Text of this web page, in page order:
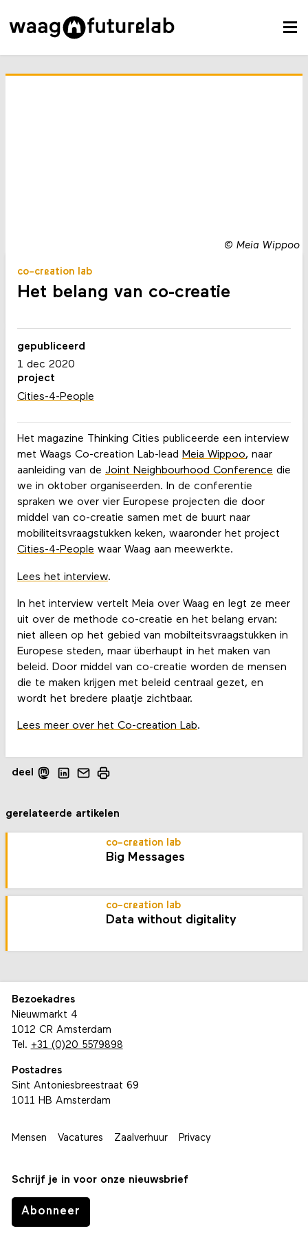
© Meia Wippoo
co-creation lab
Het belang van co-creatie
Het magazine Thinking Cities publiceerde een interview
met Waags Co-creation Lab-lead Meia Wippoo, naar
aanleiding van de Joint Neighbourhood Conference die
we in oktober organiseerden. In de conferentie
spraken we over vier Europese projecten die door
middel van co-creatie samen met de buurt naar
mobiliteitsvraagstukken keken, waaronder het project
Cities-4-People waar Waag aan meewerkte.
Lees het interview.
In het interview vertelt Meia over Waag en legt ze meer
uit over de methode co-creatie en het belang ervan:
niet alleen op het gebied van mobilteitsvraagstukken in
Europese steden, maar überhaupt in het maken van
beleid. Door middel van co-creatie worden de mensen
die te maken krijgen met beleid centraal gezet, en
wordt het bredere plaatje zichtbaar.
Lees meer over het Co-creation Lab.
gepubliceerd
1 dec 2020
project
Cities-4-People
deel
gerelateerde artikelen
co-creation lab
Big Messages
co-creation lab
Data without digitality
Bezoekadres
Nieuwmarkt 4
1012 CR Amsterdam
Tel. +31 (0)20 5579898
Postadres
Sint Antoniesbreestraat 69
1011 HB Amsterdam
Mensen Vacatures Zaalverhuur Privacy
Schrijf je in voor onze nieuwsbrief
Abonneer